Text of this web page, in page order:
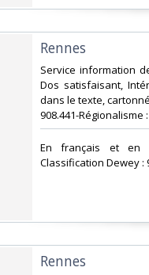
‎Rennes‎
‎Service information
Dos satisfaisant,
dans le texte,
908.441-Régionalisme
‎En français et en
Classification Dewey :
‎Rennes‎